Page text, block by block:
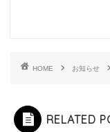
HOME お知らせ
RELATED